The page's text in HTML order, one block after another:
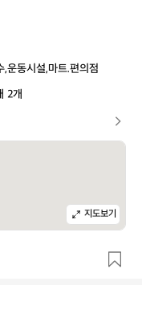
운동시설,마트.편의점
2개
지도보기